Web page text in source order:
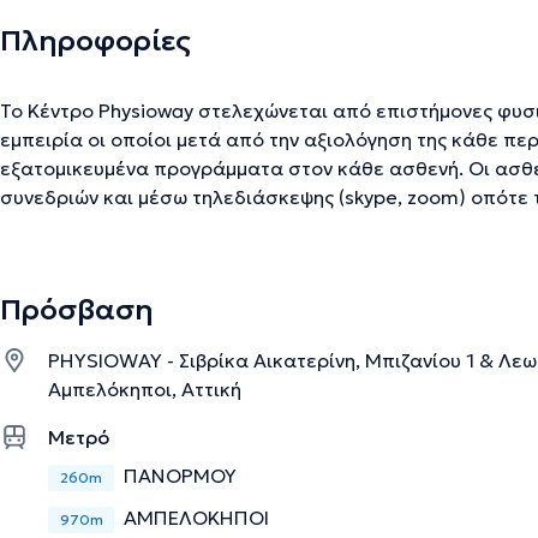
Πληροφορίες
Το Κέντρο Physioway στελεχώνεται από επιστήμονες
εμπειρία οι οποίοι μετά από την αξιολόγηση της κάθε
εξατομικευμένα προγράμματα στον κάθε ασθενή. Οι
συνεδριών και μέσω τηλεδιάσκεψης (skype, zoom)
η τεχνολογία. Οι συνεδρίες του κλινικού πιλάτες γίνονται εξατομικευμένα και εφόσον
είναι μέχρι τρία άτομα. Στο Κέντρο Physioway οι συνεδρίες του κλινικού πιλάτες
αφορούν σε ασκήσεις σε στρώματα και στα κρεββάτια
CADILLAC.
Πρόσβαση
PHYSIOWAY - Σιβρίκα Αικατερίνη, Μπιζανίου 1 &
Αμπελόκηποι, Αττική
Μετρό
260m ΠΑΝΌΡΜΟΥ
970m ΑΜΠΕΛΌΚΗΠΟΙ